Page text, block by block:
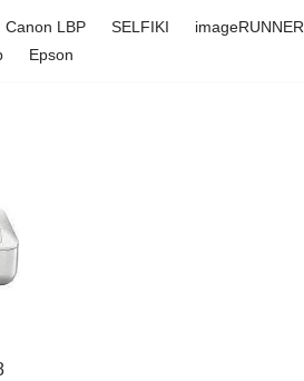
Canon LBP SELFIKI
imageRUNNER
Epson